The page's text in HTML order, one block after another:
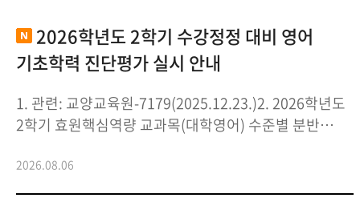
2026 08 06
2026학년도 2학기 수강정정 대비 영어
기초학력 진단평가 실시 안내
1. 관련: 교양교육원-7179(2025.12.23.)2. 2026학년도
2학기 효원핵심역량 교과목(대학영어) 수준별 분반
실시